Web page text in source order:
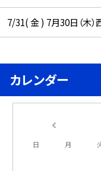
7/31( 金 ) 7月30日（木
カレンダー
日 月